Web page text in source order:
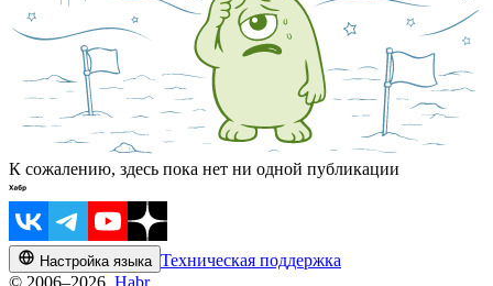
К сожалению, здесь пока нет ни одной публикации
Настройка языка Техническая поддержка
© 2006–2026, Habr